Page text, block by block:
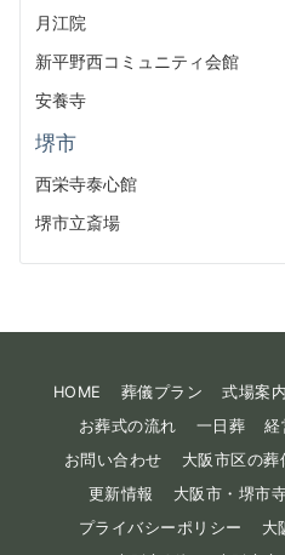
月江院
新平野西コミュニティ会館
安養寺
堺市
西栄寺泰心館
堺市立斎場
HOME 葬儀プラン 式場案内
お葬式の流れ
一日葬 経
お問い合わせ
大阪市区の葬
更新情報
大阪市・堺市
プライバシーポリシー
大